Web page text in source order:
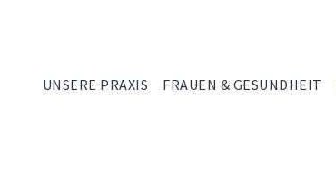
UNSERE PRAXIS FRAUEN & GESUNDHEIT